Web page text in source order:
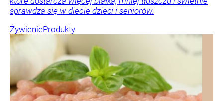
sprawdza się w diecie dzieci i seniorów.
ŻywienieProdukty